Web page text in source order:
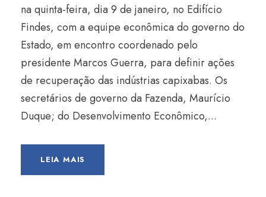
na quinta-feira, dia 9 de janeiro, no Edifício
Findes, com a equipe econômica do governo do
Estado, em encontro coordenado pelo
presidente Marcos Guerra, para definir ações
de recuperação das indústrias capixabas. Os
secretários de governo da Fazenda, Maurício
Duque; do Desenvolvimento Econômico,...
LEIA MAIS